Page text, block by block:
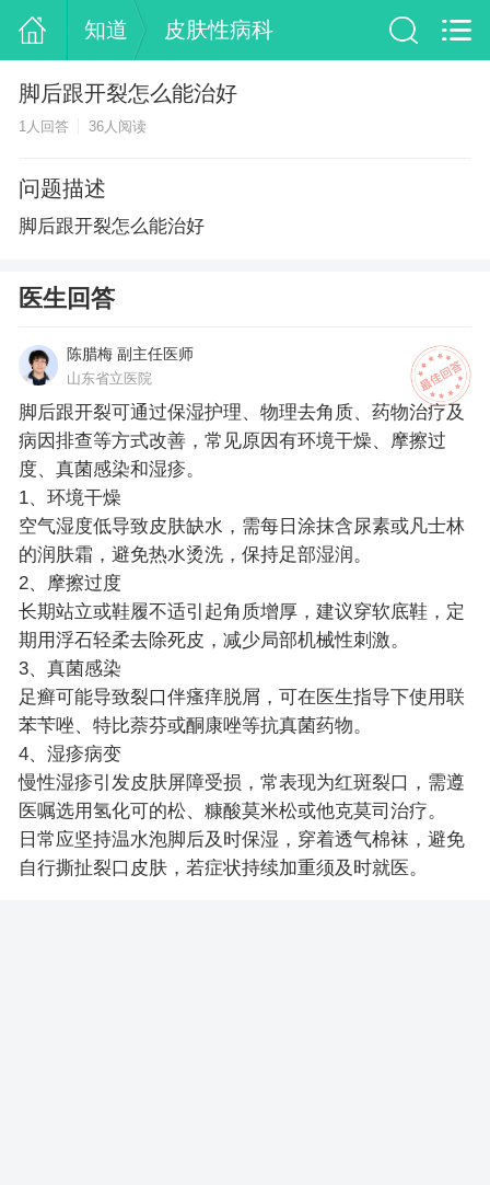
知道 皮肤性病科
脚后跟开裂怎么能治好
1人回答 36人阅读
问题描述
脚后跟开裂怎么能治好
医生回答
陈腊梅 副主任医师
山东省立医院
脚后跟开裂可通过保湿护理、物理去角质、药物治疗及
病因排查等方式改善，常见原因有环境干燥、摩擦过
度、真菌感染和湿疹。
1、环境干燥
空气湿度低导致皮肤缺水，需每日涂抹含尿素或凡士林
的润肤霜，避免热水烫洗，保持足部湿润。
2、摩擦过度
长期站立或鞋履不适引起角质增厚，建议穿软底鞋，定
期用浮石轻柔去除死皮，减少局部机械性刺激。
3、真菌感染
足癣可能导致裂口伴瘙痒脱屑，可在医生指导下使用联
苯苄唑、特比萘芬或酮康唑等抗真菌药物。
4、湿疹病变
慢性湿疹引发皮肤屏障受损，常表现为红斑裂口，需遵
医嘱选用氢化可的松、糠酸莫米松或他克莫司治疗。
日常应坚持温水泡脚后及时保湿，穿着透气棉袜，避免
自行撕扯裂口皮肤，若症状持续加重须及时就医。